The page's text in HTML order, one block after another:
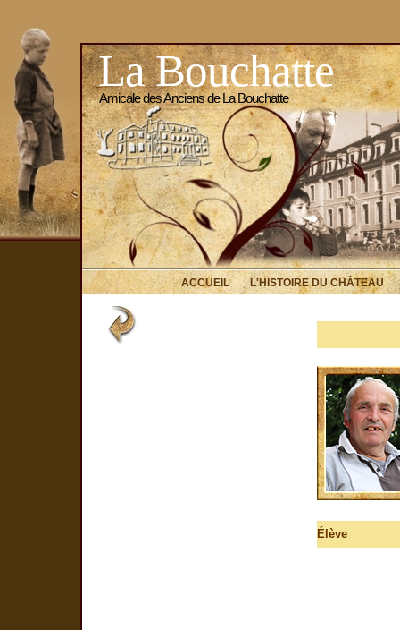
La Bouchatte
Amicale des Anciens de La Bouchatte
ACCUEIL L'HISTOIRE DU CHÂTEAU
Élève